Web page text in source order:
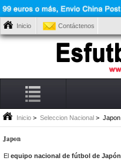
Inicio Contáctenos
Inicio > Seleccion Nacional > Japon
Japon
El equipo nacional de fútbol de Japón